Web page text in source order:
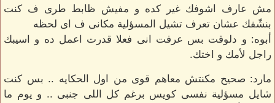
مش عارف اشوفك غير كده و مفيش ظابط طرى ف كنت
بنشّفك عشان تعرف تشيل المسؤلية مكانى ف اى لحظه
أبوه: و دلوقت بس عرفت انى فعلا قدرت اعمل ده و اسيبك
راجل لأمك و اختك.
مارد: صحيح مكنتش معاهم قوى من اول الحكايه .. بس كنت
شايل مسؤلية نفسى كويس برغم كل اللى جنبى .. و يوم ما